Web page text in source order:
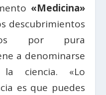
«Medicina»
descubrimientos
por pura
a denominarse
ciencia. «Lo
es que puedes